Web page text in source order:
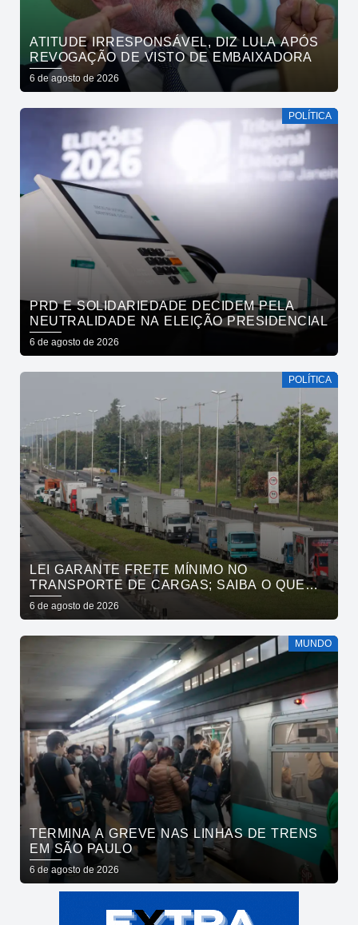
ATITUDE IRRESPONSÁVEL, DIZ LULA APÓS
REVOGAÇÃO DE VISTO DE EMBAIXADORA
6 de agosto de 2026
POLÍTICA
PRD E SOLIDARIEDADE DECIDEM PELA
NEUTRALIDADE NA ELEIÇÃO PRESIDENCIAL
6 de agosto de 2026
POLÍTICA
LEI GARANTE FRETE MÍNIMO NO
TRANSPORTE DE CARGAS; SAIBA O QUE
MUDA
6 de agosto de 2026
MUNDO
TERMINA A GREVE NAS LINHAS DE TRENS
EM SÃO PAULO
6 de agosto de 2026